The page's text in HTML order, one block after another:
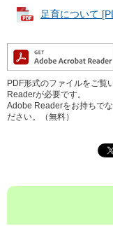
足育について
PDF形式のファイルをご覧
Readerが必要です。
Adobe Readerをお持ちで
ださい。（無料）